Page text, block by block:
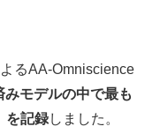
るAA-Omniscience
モデルの中で最も
を記録しました。